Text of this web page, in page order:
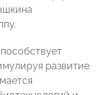
развитие